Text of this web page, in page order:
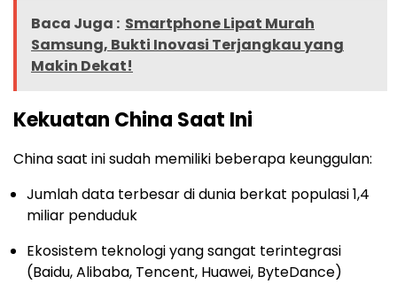
Baca Juga : Smartphone Lipat Murah
Samsung, Bukti Inovasi Terjangkau yang
Makin Dekat!
Kekuatan China Saat Ini
China saat ini sudah memiliki beberapa keunggulan:
Jumlah data terbesar di dunia berkat populasi 1,4
miliar penduduk
Ekosistem teknologi yang sangat terintegrasi
(Baidu, Alibaba, Tencent, Huawei, ByteDance)